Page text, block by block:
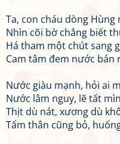
Ta, con cháu dòng Hùng
Nhìn cõi bờ chẳng biết
Há tham một chút sang
Cam tâm đem nước bán
Nước giàu mạnh, hỏi ai
Nước lâm nguy, lẽ tất
Thịt dù nát, xương dù
Tấm thân cũng bỏ,